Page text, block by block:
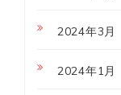
2024年3月
2024年1月